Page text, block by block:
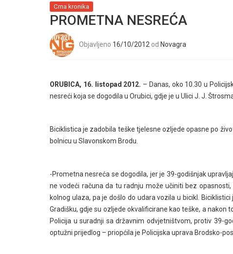
Crna kronika
PROMETNA NESREĆA
Objavljeno 16/10/2012 od Novagra
ORUBICA, 16. listopad 2012. – Danas, oko 10.30 u
nesreći koja se dogodila u Orubici, gdje je u Ulici J. J.
Biciklistica je zadobila teške tjelesne ozljede opasne po
bolnicu u Slavonskom Brodu.
-Prometna nesreća se dogodila, jer je 39-godišnjak
ne vodeći računa da tu radnju može učiniti bez
kolnog ulaza, pa je došlo do udara vozila u bicikl.
Gradišku, gdje su ozljede okvalificirane kao teške, a nakon
Policija u suradnji sa državnim odvjetništvom, protiv 39-
optužni prijedlog – priopćila je Policijska uprava Brodsko-